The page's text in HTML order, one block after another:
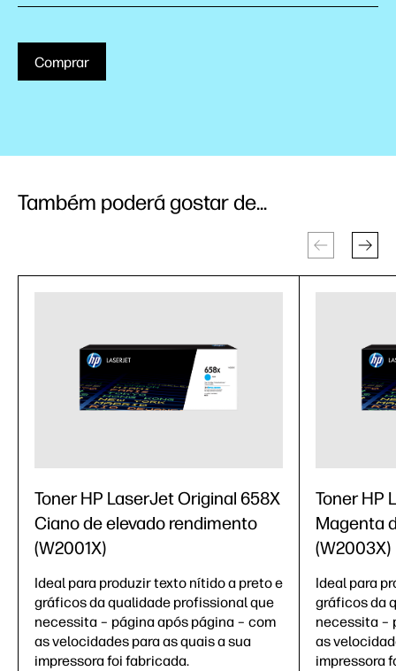
Comprar
Também poderá gostar de...
Toner HP LaserJet Original 658X
Ciano de elevado rendimento
(W2001X)
Ideal para produzir texto nítido a preto e
gráficos da qualidade profissional que
necessita – página após página – com
as velocidades para as quais a sua
impressora foi fabricada.
Toner HP
Magenta
(W2003X)
Ideal para
gráficos da
necessita –
as
impressora